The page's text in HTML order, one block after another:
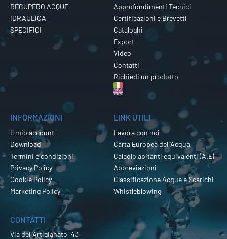
RECUPERO ACQUE
IDRAULICA
SPECIFICI
Approfondimenti Tecnici
Certificazioni e Brevetti
Cataloghi
Export
Video
Contatti
Richiedi un prodotto
INFORMAZIONI
Il mio account
Download
Termini e condizioni
Privacy Policy
Cookie Policy
Marketing Policy
LINK UTILI
Lavora con noi
Carta Europea dell’Acqua
Calcolo abitanti equivalenti (A.E)
Abbreviazioni
Classificazione Acque e Scarichi
Whistleblowing
CONTATTI
Via dell’Artigianato, 43